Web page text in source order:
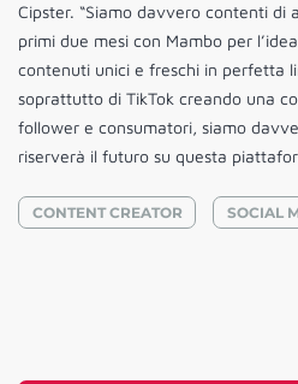
Cipster. “Siamo davvero contenti di
primi due mesi con Mambo per
contenuti unici e freschi in perfetta
soprattutto di TikTok creando una
follower e consumatori, siamo
riserverà il futuro su questa
CONTENT CREATOR SOCIAL